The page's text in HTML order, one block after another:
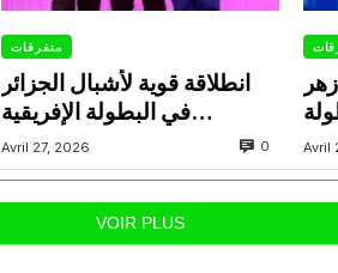
متفرقات
انطلاقة قوية لأشبال الجزائر
في البطولة الإفريقية
للمصارعة تحت 17 سنة
بالإسكندرية
Avril 27, 2026 0 Avril
VOIR PLUS